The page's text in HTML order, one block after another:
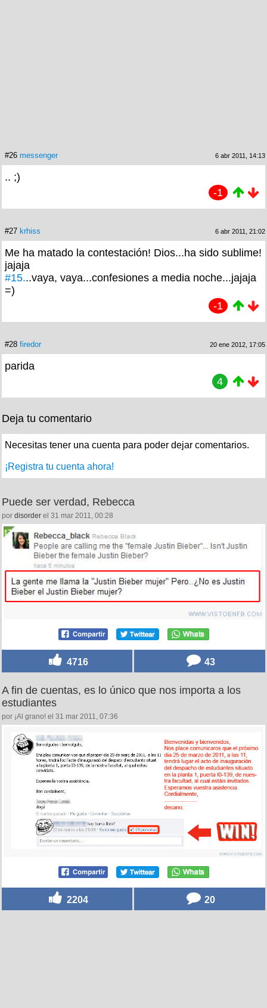
#26 messenger 6 abr 2011, 14:13
.. ;)
-1
#27 krhiss 6 abr 2011, 21:02
Me ha matado la contestación! Dios...ha sido sublime!
jajaja
#15...vaya, vaya...confesiones a media noche...jajaja
=)
-1
#28 firedor 20 ene 2012, 17:05
parida
4
Deja tu comentario
Necesitas tener una cuenta para poder dejar comentarios.
¡Registra tu cuenta ahora!
Puede ser verdad, Rebecca
por disorder el 31 mar 2011, 00:28
4716 43
A fin de cuentas, es lo único que nos importa a los
estudiantes
por ¡Al grano! el 31 mar 2011, 07:36
2204 20